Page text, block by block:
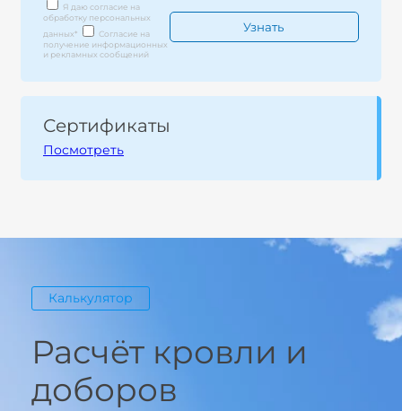
Я даю согласие на
обработку персональных
данных*
Согласие на
получение информационных
и рекламных сообщений
Сертификаты
Посмотреть
Калькулятор
Расчёт кровли и
доборов